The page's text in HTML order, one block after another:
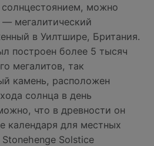
можно
— мегалитический
в Уилтшире, Британия.
построен более 5 тысяч
мегалитов, так
камень, расположен
солнца в день
что в древности он
календаря для местных
Solstice